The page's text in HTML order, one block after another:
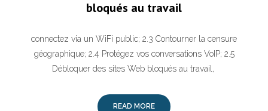
bloqués au travail
connectez via un WiFi public; 2.3 Contourner la censure
géographique; 2.4 Protégez vos conversations VoIP; 2.5
Débloquer des sites Web bloqués au travail,
READ MORE